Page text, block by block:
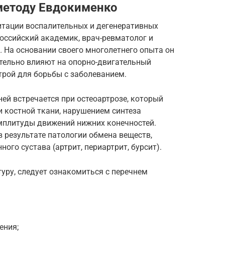
Евдокименко
воспалительных и дегенеративных
академик, врач-ревматолог и
основании своего многолетнего опыта он
влияют на опорно-двигательный
для борьбы с заболеванием.
встречается при остеоартрозе, который
ткани, нарушением синтеза
движений нижних конечностей.
патологии обмена веществ,
сустава (артрит, периартрит, бурсит).
следует ознакомиться с перечнем